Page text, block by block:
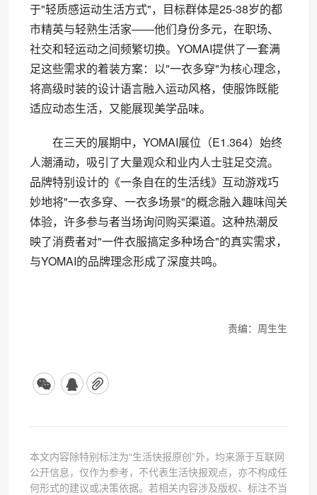
于"轻质感运动生活方式"，目标群体是25-38岁的都
市精英与轻熟生活家——他们身份多元，在职场、
社交和轻运动之间频繁切换。YOMAI提供了一套满
足这些需求的着装方案：以"一衣多穿"为核心理念，
将高级时装的设计语言融入运动风格，使服饰既能
适应动态生活，又能展现美学品味。
在三天的展期中，YOMAI展位（E1.364）始终
人潮涌动，吸引了大量观众和业内人士驻足交流。
品牌特别设计的《一条自在的生活线》互动游戏巧
妙地将"一衣多穿、一衣多场景"的概念融入趣味闯关
体验，许多参与者当场询问购买渠道。这种热潮反
映了消费者对"一件衣服搞定多种场合"的真实需求，
与YOMAI的品牌理念形成了深度共鸣。
责编：周生生
本文内容除特别标注为“生活快报原创”外，均来源于互联网
公开信息，仅作为参考，不代表生活快报观点，亦不构成任
何形式的建议或决策依据。若相关内容涉及版权、标注不当